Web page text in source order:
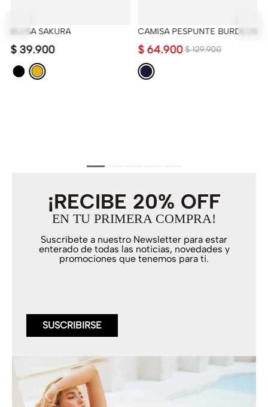
BLUSA SAKURA
$ 39.900
CAMISA PESPUNTE BURDEOS
$ 129.900
$ 64.900
¡RECIBE 20% OFF
EN TU PRIMERA COMPRA!
Suscríbete a nuestro Newsletter para estar
enterado de todas las noticias, novedades y
promociones que tenemos para ti.
SUSCRIBIRSE